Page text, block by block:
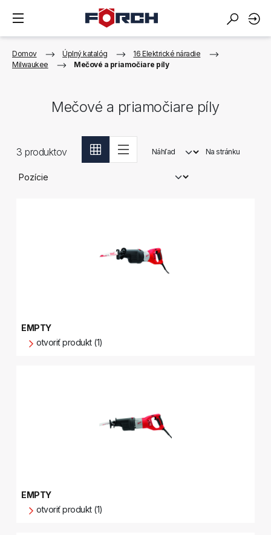
Domov Úplný katalóg
16 Elektrické náradie
Milwaukee
Mečové a priamočiare píly
Mečové a priamočiare píly
3 produktov Náhľad Na stránku
EMPTY
otvoriť produkt (1)
EMPTY
otvoriť produkt (1)